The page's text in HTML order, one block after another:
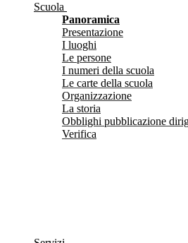
Scuola
Panoramica
Presentazione
I luoghi
Le persone
I numeri della scuola
Le carte della scuola
Organizzazione
La storia
Obblighi pubblicazione
Verifica